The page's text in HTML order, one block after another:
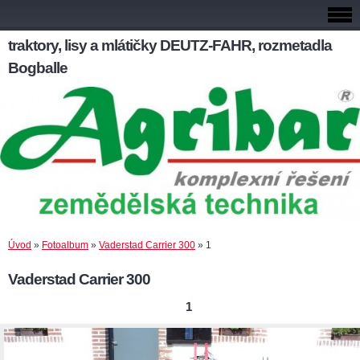
traktory, lisy a mlátičky DEUTZ-FAHR, rozmetadla
Bogballe
Úvod » Fotoalbum » Vaderstad Carrier 300 » 1
Vaderstad Carrier 300
1